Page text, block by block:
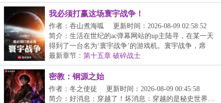
我必须打赢这场寰宇战争！
作者：吞山煮海呱
更新时间：2026-08-09 02:58:52
简介：生活在世纪的ac弹幕网站的up主陆寻，在某一天
得到了一台名为‘寰宇战争’的游戏机。寰宇战争，席
卷...
最新章节： 第十五章 破碎战士
密教：钢源之始
作者：冬之使徒
更新时间：2026-08-09 00:45:58
简介：好消息：穿越了！坏消息：穿越的是秘史世界…